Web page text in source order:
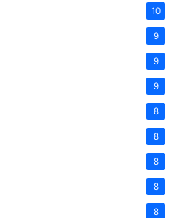
10
9
9
9
8
8
8
8
8